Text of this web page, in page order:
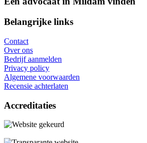
Belangrijke links
Contact
Over ons
Bedrijf aanmelden
Privacy policy
Algemene voorwaarden
Recensie achterlaten
Accreditaties